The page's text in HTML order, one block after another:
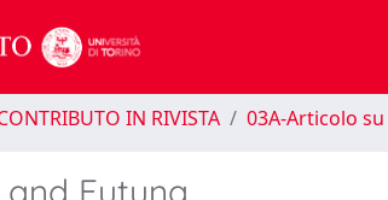
IN RIVISTA 03A-Articolo su
and Futuna